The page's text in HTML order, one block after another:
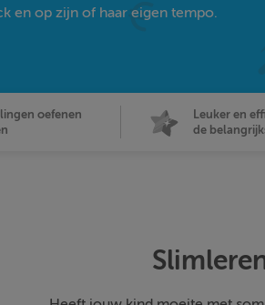
en op zijn of haar eigen tempo.
oefenen
Leuker en
de